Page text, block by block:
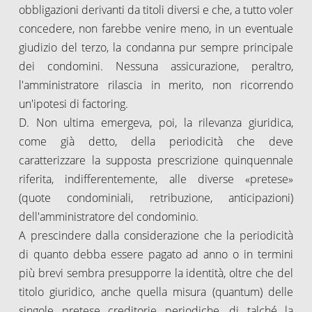
obbligazioni derivanti da titoli diversi e che, a tutto voler
concedere, non farebbe venire meno, in un eventuale
giudizio del terzo, la condanna pur sempre principale
dei condomini. Nessuna assicurazione, peraltro,
l'amministratore rilascia in merito, non ricorrendo
un'ipotesi di factoring.
D. Non ultima emergeva, poi, la rilevanza giuridica,
come già detto, della periodicità che deve
caratterizzare la supposta prescrizione quinquennale
riferita, indifferentemente, alle diverse «pretese»
(quote condominiali, retribuzione, anticipazioni)
dell'amministratore del condominio.
A prescindere dalla considerazione che la periodicità
di quanto debba essere pagato ad anno o in termini
più brevi sembra presupporre la identità, oltre che del
titolo giuridico, anche quella misura (quantum) delle